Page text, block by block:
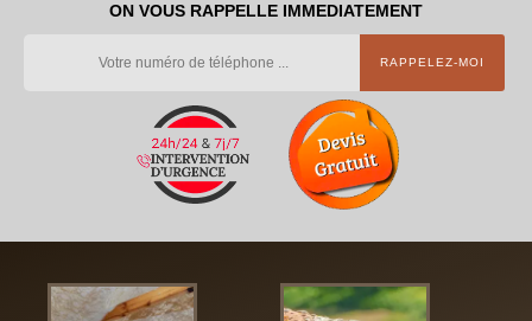
ON VOUS RAPPELLE IMMEDIATEMENT